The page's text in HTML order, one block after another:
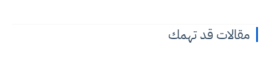
مقالات قد تهمك